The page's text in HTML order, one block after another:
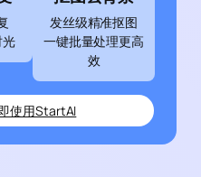
发丝级精准抠图
一键批量处理更高
效
使用StartAI